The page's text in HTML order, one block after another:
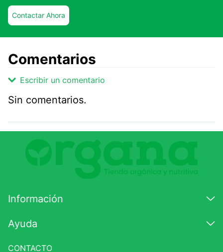
Contactar Ahora
Comentarios
Escribir un comentario
Comentario
Califique el producto de 1 a 5 estrellas
★★★
Sin comentarios.
Información
Ayuda
CONTACTO